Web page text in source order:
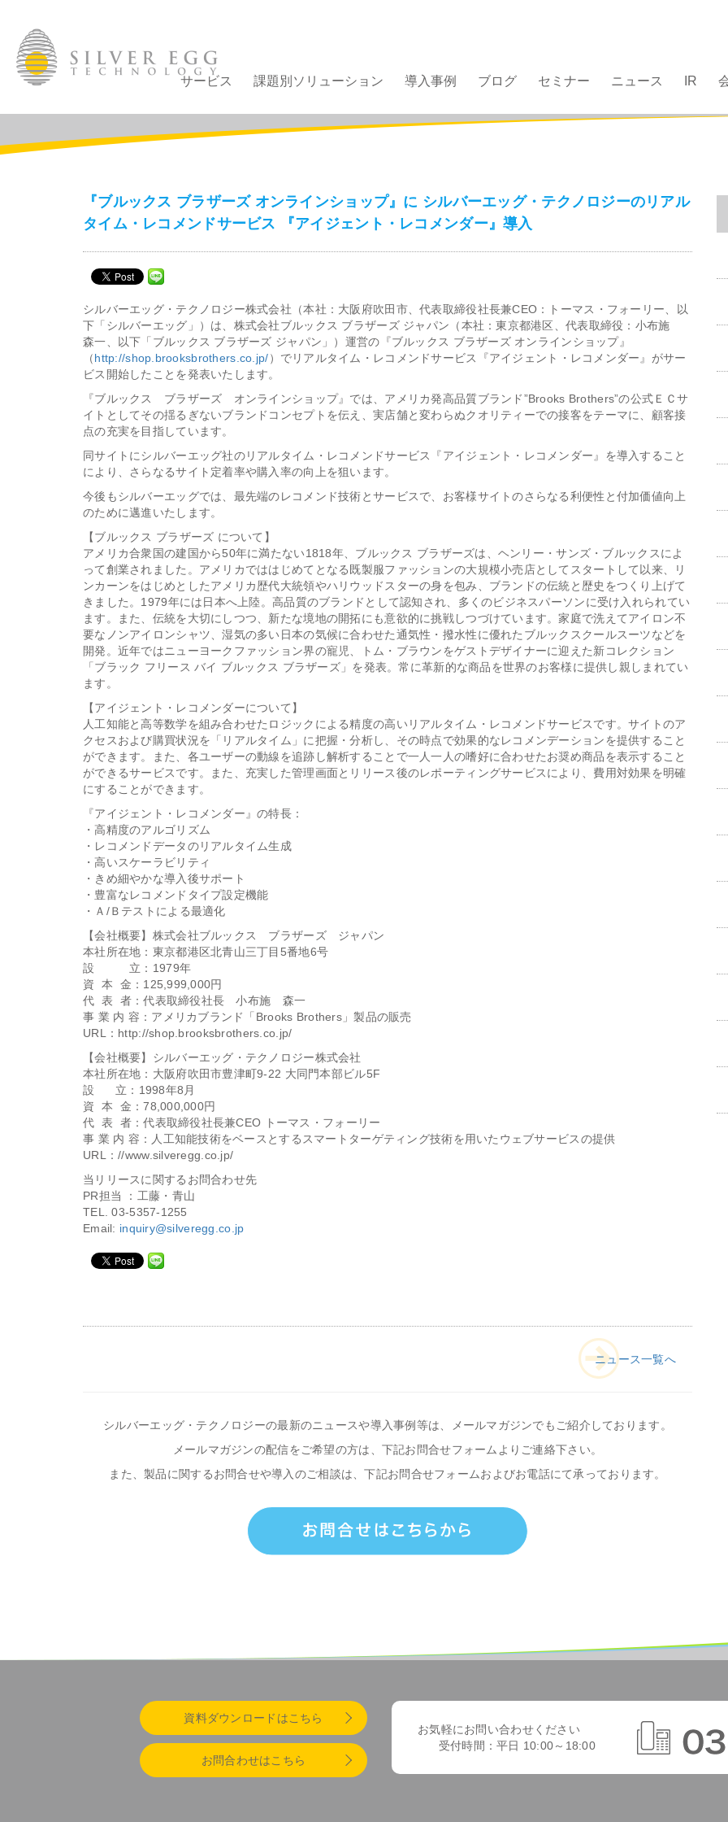
サービス 課題別ソリューション 導入事例 ブログ セミナー ニュース IR
『ブルックス ブラザーズ オンラインショップ』に シルバーエッグ・テクノロジーのリアル
タイム・レコメンドサービス 『アイジェント・レコメンダー』導入
シルバーエッグ・テクノロジー株式会社（本社：大阪府吹田市、代表取締役社長兼CEO：トーマス・フォーリー、以
下「シルバーエッグ」）は、株式会社ブルックス ブラザーズ ジャパン（本社：東京都港区、代表取締役：小布施
森一、以下「ブルックス ブラザーズ ジャパン」）運営の『ブルックス ブラザーズ オンラインショップ』
（http://shop.brooksbrothers.co.jp/）でリアルタイム・レコメンドサービス『アイジェント・レコメンダー』がサー
ビス開始したことを発表いたします。
『ブルックス ブラザーズ オンラインショップ』では、アメリカ発高品質ブランド”Brooks Brothers”の公式ＥＣサ
イトとしてその揺るぎないブランドコンセプトを伝え、実店舗と変わらぬクオリティーでの接客をテーマに、顧客接
点の充実を目指しています。
同サイトにシルバーエッグ社のリアルタイム・レコメンドサービス『アイジェント・レコメンダー』を導入すること
により、さらなるサイト定着率や購入率の向上を狙います。
今後もシルバーエッグでは、最先端のレコメンド技術とサービスで、お客様サイトのさらなる利便性と付加価値向上
のために邁進いたします。
【ブルックス ブラザーズ について】
アメリカ合衆国の建国から50年に満たない1818年、ブルックス ブラザーズは、ヘンリー・サンズ・ブルックスによ
って創業されました。アメリカでははじめてとなる既製服ファッションの大規模小売店としてスタートして以来、リ
ンカーンをはじめとしたアメリカ歴代大統領やハリウッドスターの身を包み、ブランドの伝統と歴史をつくり上げて
きました。1979年には日本へ上陸。高品質のブランドとして認知され、多くのビジネスパーソンに受け入れられてい
ます。また、伝統を大切にしつつ、新たな境地の開拓にも意欲的に挑戦しつづけています。家庭で洗えてアイロン不
要なノンアイロンシャツ、湿気の多い日本の気候に合わせた通気性・撥水性に優れたブルックスクールスーツなどを
開発。近年ではニューヨークファッション界の寵児、トム・ブラウンをゲストデザイナーに迎えた新コレクション
「ブラック フリース バイ ブルックス ブラザーズ」を発表。常に革新的な商品を世界のお客様に提供し親しまれてい
ます。
【アイジェント・レコメンダーについて】
人工知能と高等数学を組み合わせたロジックによる精度の高いリアルタイム・レコメンドサービスです。サイトのア
クセスおよび購買状況を「リアルタイム」に把握・分析し、その時点で効果的なレコメンデーションを提供すること
ができます。また、各ユーザーの動線を追跡し解析することで一人一人の嗜好に合わせたお奨め商品を表示すること
ができるサービスです。また、充実した管理画面とリリース後のレポーティングサービスにより、費用対効果を明確
にすることができます。
『アイジェント・レコメンダー』の特長：
・高精度のアルゴリズム
・レコメンドデータのリアルタイム生成
・高いスケーラビリティ
・きめ細やかな導入後サポート
・豊富なレコメンドタイプ設定機能
・Ａ/Ｂテストによる最適化
【会社概要】株式会社ブルックス ブラザーズ ジャパン
本社所在地：東京都港区北青山三丁目5番地6号
設 立：1979年
資 本 金：125,999,000円
代 表 者：代表取締役社長 小布施 森一
事 業 内 容：アメリカブランド「Brooks Brothers」製品の販売
URL：http://shop.brooksbrothers.co.jp/
【会社概要】シルバーエッグ・テクノロジー株式会社
本社所在地：大阪府吹田市豊津町9-22 大同門本部ビル5F
設 立：1998年8月
資 本 金：78,000,000円
代 表 者：代表取締役社長兼CEO トーマス・フォーリー
事 業 内 容：人工知能技術をベースとするスマートターゲティング技術を用いたウェブサービスの提供
URL：//www.silveregg.co.jp/
当リリースに関するお問合わせ先
PR担当 ：工藤・青山
TEL. 03-5357-1255
Email: inquiry@silveregg.co.jp
ニュース一覧へ
シルバーエッグ・テクノロジーの最新のニュースや導入事例等は、メールマガジンでもご紹介しております。
メールマガジンの配信をご希望の方は、下記お問合せフォームよりご連絡下さい。
また、製品に関するお問合せや導入のご相談は、下記お問合せフォームおよびお電話にて承っております。
資料ダウンロードはこちら
お問合わせはこちら
お気軽にお問い合わせください
受付時間：平日 10:00～18:00